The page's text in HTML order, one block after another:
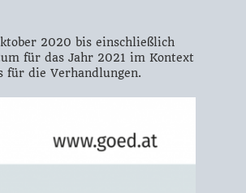
2020 bis einschließlich
für das Jahr 2021 im Kontext
für die Verhandlungen.